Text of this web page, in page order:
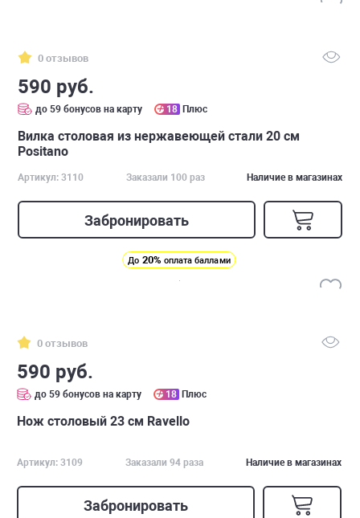
0 отзывов
590 руб.
до 59 бонусов на карту 18 Плюс
Вилка столовая из нержавеющей стали 20 см
Positano
Артикул: 3110 Заказали 100 раз Наличие в магазинах
Забронировать
До 20% оплата баллами
0 отзывов
590 руб.
до 59 бонусов на карту 18 Плюс
Нож столовый 23 см Ravello
Артикул: 3109 Заказали 94 раза Наличие в магазинах
Забронировать